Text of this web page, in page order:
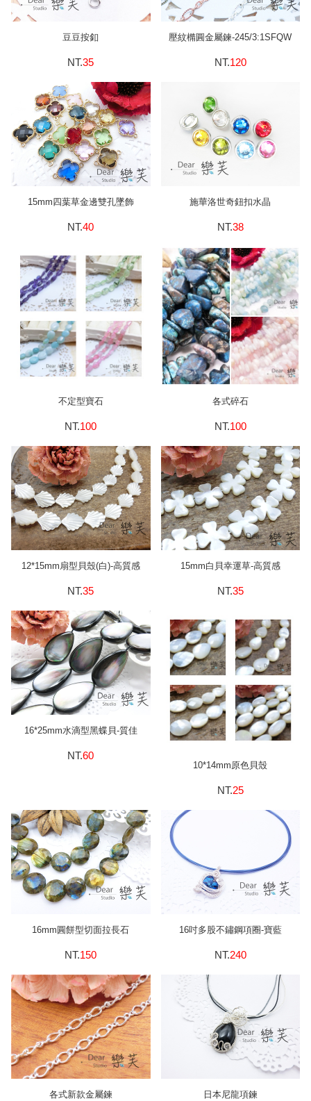
豆豆按釦
NT.35
壓紋橢圓金屬鍊-245/3:1SFQW
NT.120
15mm四葉草金邊雙孔墜飾
NT.40
施華洛世奇鈕扣水晶
NT.38
不定型寶石
NT.100
各式碎石
NT.100
12*15mm扇型貝殼(白)-高質感
NT.35
15mm白貝幸運草-高質感
NT.35
16*25mm水滴型黑蝶貝-質佳
NT.60
10*14mm原色貝殼
NT.25
16mm圓餅型切面拉長石
NT.150
16吋多股不鏽鋼項圈-寶藍
NT.240
各式新款金屬鍊 日本尼龍項鍊